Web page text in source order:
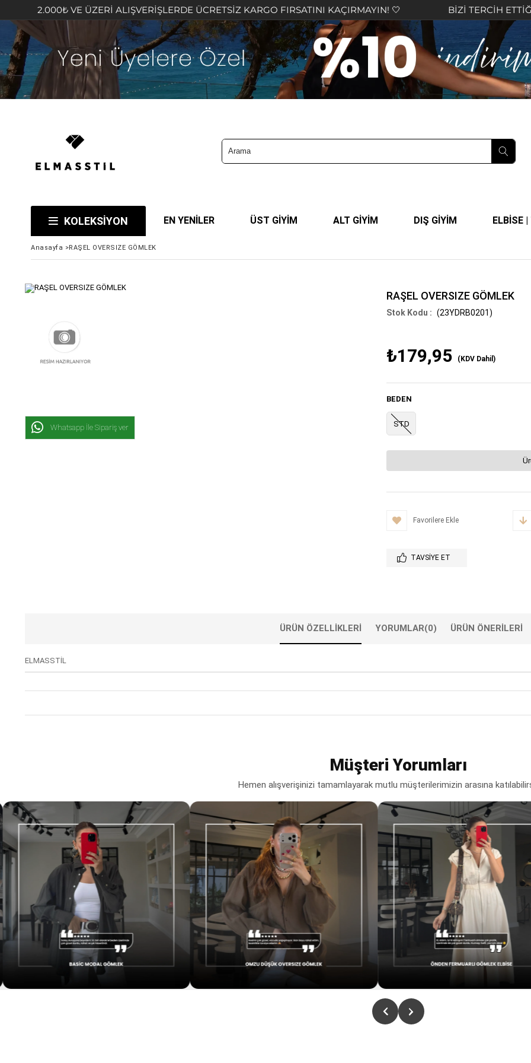
VE ÜZERİ ALIŞVERİŞLERDE ÜCRETSİZ KARGO FIRSATINI KAÇIRMAYIN! 🤍 BİZİ TERCİH ETTİĞİNİZ
KOLEKSİYON EN YENİLER ÜST GİYİM ALT GİYİM DIŞ GİYİM ELBİSE
Anasayfa >RAŞEL OVERSIZE GÖMLEK
Whatsapp İle Sipariş ver
RAŞEL OVERSIZE GÖMLEK
(23YDRB0201)
₺179,95 (KDV Dahil)
BEDEN
STD
Favorilere Ekle
TAVSIYE ET
ÜRÜN ÖZELLIKLERI YORUMLAR(0) ÜRÜN ÖNERILERI
ELMASSTİL
Müşteri Yorumları
Hemen alışverişinizi tamamlayarak mutlu müşterilerimizin arasına